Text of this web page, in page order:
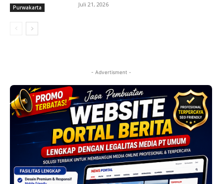
Purwakarta Juli 21, 2026
- Advertisment -